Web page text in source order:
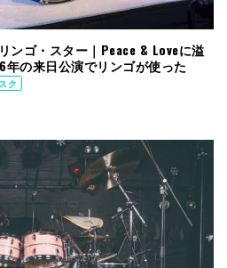
ンゴ・スター｜Peace & Loveに溢
の来日公演でリンゴが使った
ク